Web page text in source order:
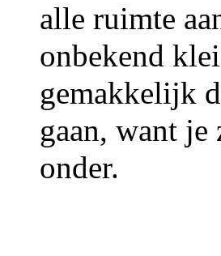
alle ruimte
onbekend
gemakkelijk
gaan, want
onder.